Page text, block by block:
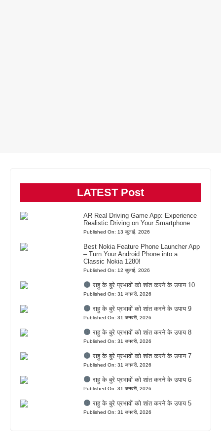
LATEST Post
AR Real Driving Game App: Experience
Realistic Driving on Your Smartphone
Published On: 13 जुलाई, 2026
Best Nokia Feature Phone Launcher App
– Turn Your Android Phone into a
Classic Nokia 1280!
Published On: 12 जुलाई, 2026
राहु के बुरे प्रभावों को शांत करने के उपाय 10
Published On: 31 जनवरी, 2026
राहु के बुरे प्रभावों को शांत करने के उपाय 9
Published On: 31 जनवरी, 2026
राहु के बुरे प्रभावों को शांत करने के उपाय 8
Published On: 31 जनवरी, 2026
राहु के बुरे प्रभावों को शांत करने के उपाय 7
Published On: 31 जनवरी, 2026
राहु के बुरे प्रभावों को शांत करने के उपाय 6
Published On: 31 जनवरी, 2026
राहु के बुरे प्रभावों को शांत करने के उपाय 5
Published On: 31 जनवरी, 2026